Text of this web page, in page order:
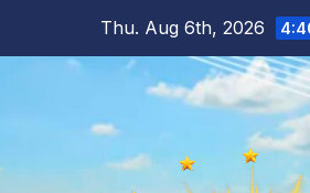
Thu. Aug 6th, 2026